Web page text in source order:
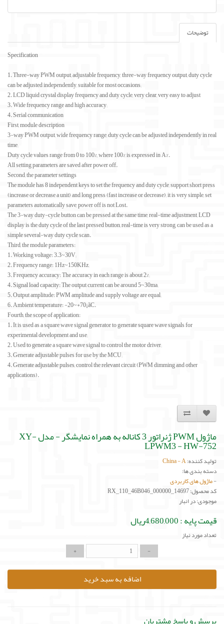
توضیحات
Specification
1. Three-way PWM output, adjustable frequency, three-way frequency output, duty cycle
can be adjusted independently, suitable for most occasions;
2. LCD liquid crystal display frequency and duty cycle, very clear, very easy to adjust
3. Wide frequency range and high accuracy;
4. Serial communication
First, module description
3-way PWM output, wide frequency range, duty cycle can be adjusted independently in real
time;
Duty cycle values range from 0 to 100%, where 100% is expressed in A%.
All setting parameters are saved after power off.
Second, the parameter settings
The module has 8 independent keys to set the frequency and duty cycle, support short press
(increase or decrease a unit) and long press (fast increase or decrease), it is very simple, set
parameters automatically save, power off is not Lost.
The 3-way duty-cycle button can be pressed at the same time, real-time adjustment, LCD
display is the duty cycle of the last pressed button, real-time is very strong, can be used as a
simple several-way duty cycle scan.
Third, the module parameters:
1. Working voltage: 3.3~30V;
2. Frequency range: 1Hz~150KHz;
3. Frequency accuracy: The accuracy in each range is about 2%;
4. Signal load capacity: The output current can be around 5~30ma;
5. Output amplitude: PWM amplitude and supply voltage are equal;
6. Ambient temperature: -20~+70¡ãC.
Fourth, the scope of application:
1. It is used as a square wave signal generator to generate square wave signals for
experimental development and use;
2. Used to generate a square wave signal to control the motor driver;
3. Generate adjustable pulses for use by the MCU;
4. Generate adjustable pulses, control the relevant circuit (PWM dimming and other
applications).
ماژول PWM ژنراتور 3 کاناله به همراه نمایشگر - مدل XY-
LPWM3 - HW-752
تولید کننده:China - A
دسته بندی ها:
-ماژول های کاربردی
کد محصول: RX_110_46B046_000000_14697
موجودی: در انبار
قیمت پایه :4,680,000ریال
تعداد مورد نیاز
اضافه به سبد خرید